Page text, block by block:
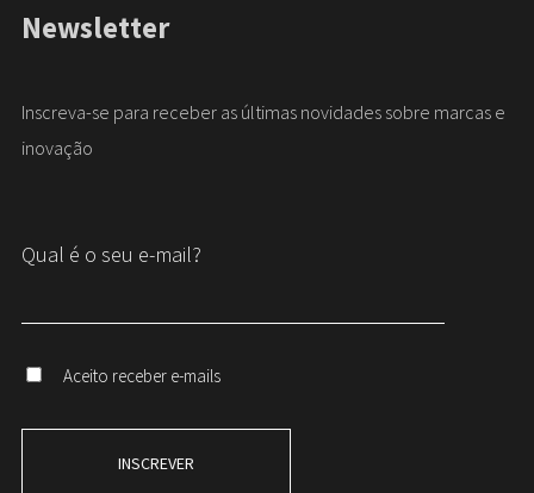
Newsletter
Inscreva-se para receber as últimas novidades sobre marcas e
inovação
Qual é o seu e-mail?
Aceito receber e-mails